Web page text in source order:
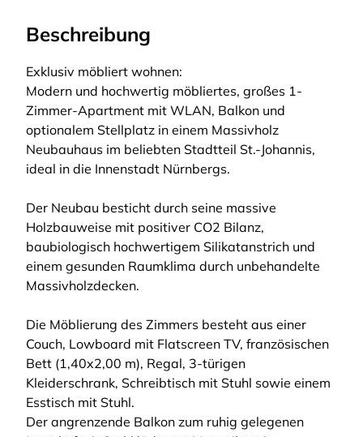
Beschreibung
Exklusiv möbliert wohnen:
Modern und hochwertig möbliertes, großes 1-
Zimmer-Apartment mit WLAN, Balkon und
optionalem Stellplatz in einem Massivholz
Neubauhaus im beliebten Stadtteil St.-Johannis,
ideal in die Innenstadt Nürnbergs.
Der Neubau besticht durch seine massive
Holzbauweise mit positiver CO2 Bilanz,
baubiologisch hochwertigem Silikatanstrich und
einem gesunden Raumklima durch unbehandelte
Massivholzdecken.
Die Möblierung des Zimmers besteht aus einer
Couch, Lowboard mit Flatscreen TV, französischen
Bett (1,40x2,00 m), Regal, 3-türigen
Kleiderschrank, Schreibtisch mit Stuhl sowie einem
Esstisch mit Stuhl.
Der angrenzende Balkon zum ruhig gelegenen